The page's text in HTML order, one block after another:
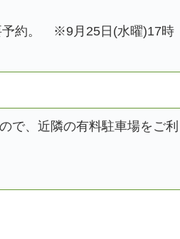
予約。 ※9月25日(水曜)17時
で、近隣の有料駐車場をご利